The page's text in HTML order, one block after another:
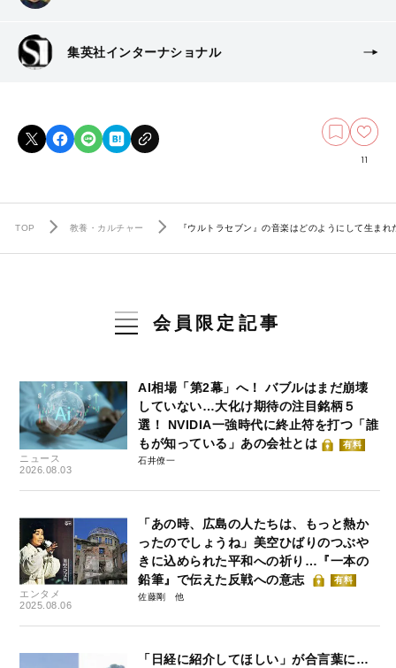
集英社インターナショナル
11
TOP 教養・カルチャー 『ウルトラセブン』の音楽はどのようにして生ま
会員限定記事
ニュース
2026.08.03
AI相場「第2幕」へ！ バブルはまだ崩壊
していない…大化け期待の注目銘柄５
選！ NVIDIA一強時代に終止符を打つ「誰
もが知っている」あの会社とは
有料
石井僚一
エンタメ
2025.08.06
「あの時、広島の人たちは、もっと熱か
ったのでしょうね」美空ひばりのつぶや
きに込められた平和への祈り…『一本の
鉛筆』で伝えた反戦への意志
有料
佐藤剛
「日経に紹介してほしい」が合言葉に…